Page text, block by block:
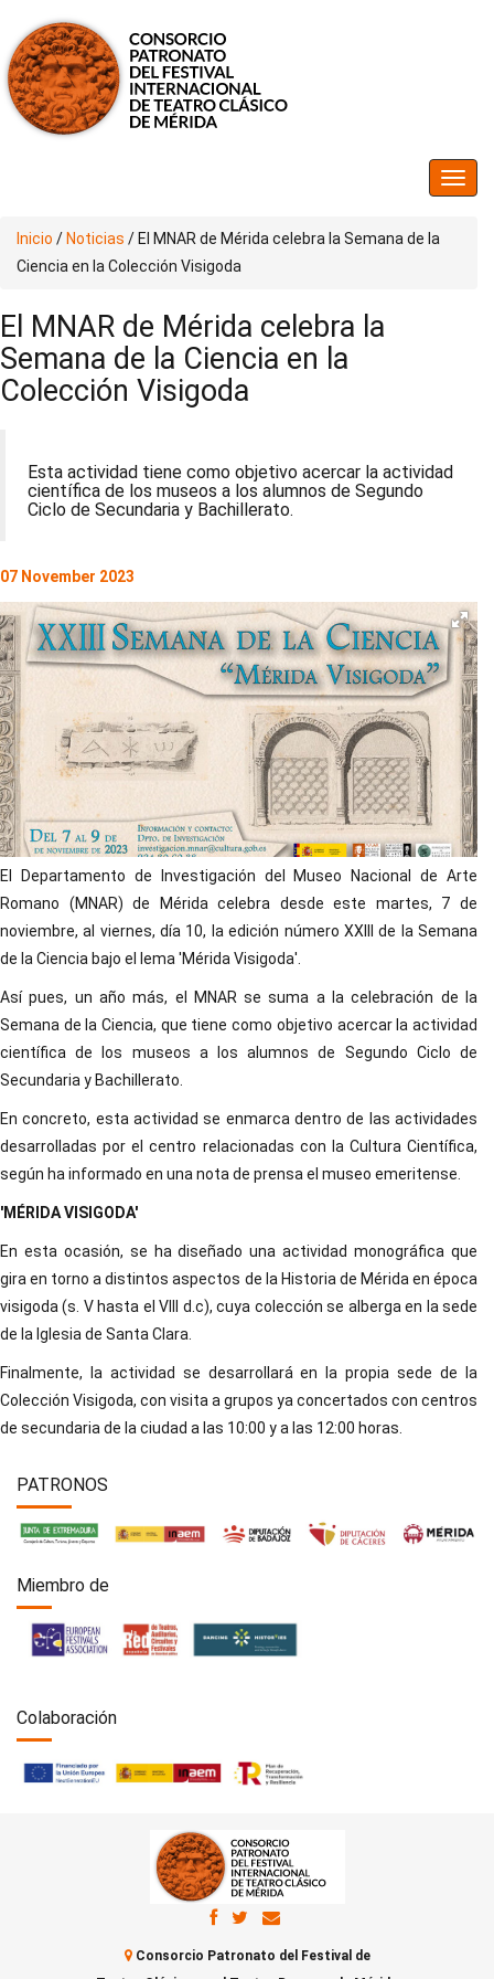
Inicio / Noticias / El MNAR de Mérida celebra la Semana de la
Ciencia en la Colección Visigoda
El MNAR de Mérida celebra la
Semana de la Ciencia en la
Colección Visigoda
Esta actividad tiene como objetivo acercar la actividad
científica de los museos a los alumnos de Segundo
Ciclo de Secundaria y Bachillerato.
07 November 2023
El Departamento de Investigación del Museo Nacional de Arte
Romano (MNAR) de Mérida celebra desde este martes, 7 de
noviembre, al viernes, día 10, la edición número XXIII de la Semana
de la Ciencia bajo el lema 'Mérida Visigoda'.
Así pues, un año más, el MNAR se suma a la celebración de la
Semana de la Ciencia, que tiene como objetivo acercar la actividad
científica de los museos a los alumnos de Segundo Ciclo de
Secundaria y Bachillerato.
En concreto, esta actividad se enmarca dentro de las actividades
desarrolladas por el centro relacionadas con la Cultura Científica,
según ha informado en una nota de prensa el museo emeritense.
'MÉRIDA VISIGODA'
En esta ocasión, se ha diseñado una actividad monográfica que
gira en torno a distintos aspectos de la Historia de Mérida en época
visigoda (s. V hasta el VIII d.c), cuya colección se alberga en la sede
de la Iglesia de Santa Clara.
Finalmente, la actividad se desarrollará en la propia sede de la
Colección Visigoda, con visita a grupos ya concertados con centros
de secundaria de la ciudad a las 10:00 y a las 12:00 horas.
PATRONOS
Miembro de
Colaboración
Consorcio Patronato del Festival de